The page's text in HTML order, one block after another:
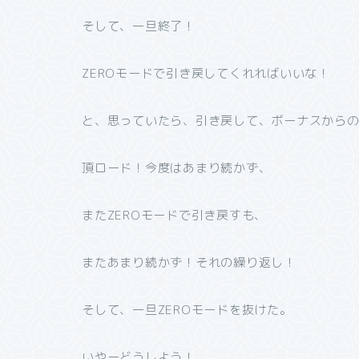
そして、一旦終了！
ZEROモードで引き戻してくれればいいな！
と、思っていたら、引き戻して、ボーナスからの
頂ロード！今度はあまり続かず、
またZEROモードで引き戻すも、
またあまり続かず！それの繰り返し！
そして、一旦ZEROモードを抜けた。